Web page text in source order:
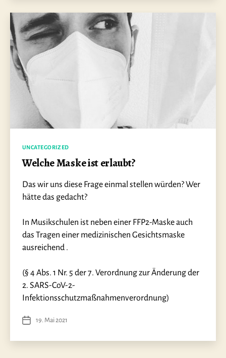
Kategorien
UNCATEGORIZED
Welche Maske ist erlaubt?
Das wir uns diese Frage einmal stellen würden? Wer
hätte das gedacht?
In Musikschulen ist neben einer FFP2-Maske auch
das Tragen einer medizinischen Gesichtsmaske
ausreichend .
(§ 4 Abs. 1 Nr. 5 der 7. Verordnung zur Änderung der
2. SARS-CoV-2-
Infektionsschutzmaßnahmenverordnung)
Veröffentlichungsdatum
19. Mai 2021